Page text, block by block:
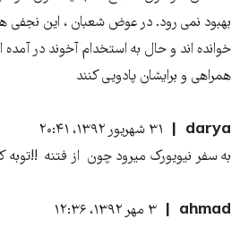
بهبود نمی رود. در عوض شعبان ، این نجفی
خوانده اند و حال به استخدام آخوند در آمده
همراهی و برایشان پادویی کنند
darya
۳۱ شهریور ۱۳۹۲، ۲۰:۴۱
به سفر نیویورک میرود چون از فتنه !!توبه
ahmad
۳ مهر ۱۳۹۲، ۱۲:۳۶